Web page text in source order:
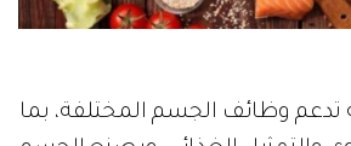
تدعم وظائف الجسم المختلفة، بما